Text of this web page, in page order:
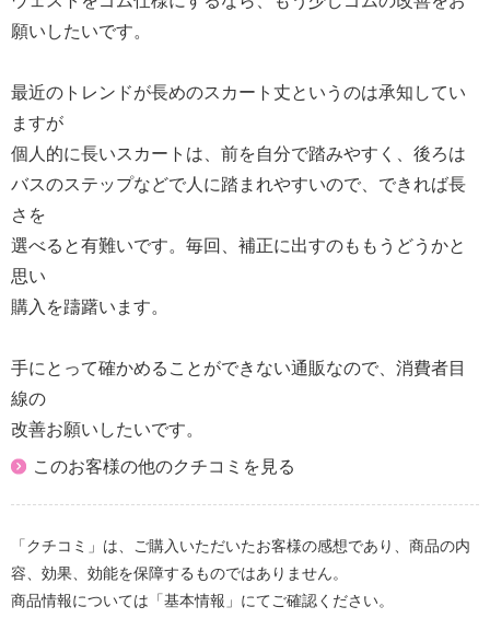
願いしたいです。
最近のトレンドが長めのスカート丈というのは承知してい
ますが
個人的に長いスカートは、前を自分で踏みやすく、後ろは
バスのステップなどで人に踏まれやすいので、できれば長
さを
選べると有難いです。毎回、補正に出すのももうどうかと
思い
購入を躊躇います。
手にとって確かめることができない通販なので、消費者目
線の
改善お願いしたいです。
このお客様の他のクチコミを見る
「クチコミ」は、ご購入いただいたお客様の感想であり、商品の内
容、効果、効能を保障するものではありません。
商品情報については「基本情報」にてご確認ください。